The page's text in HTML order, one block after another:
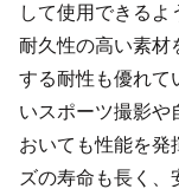
して使用できる
耐久性の高い素材
する耐性も優れて
いスポーツ撮影や
おいても性能を発
ズの寿命も長く、